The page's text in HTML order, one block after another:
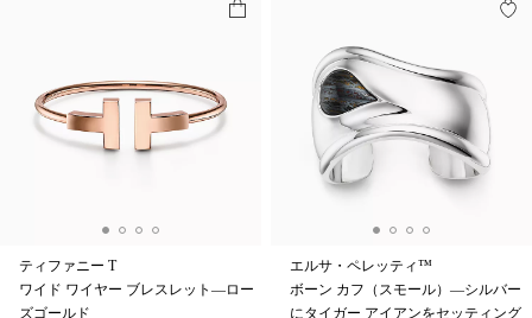
ティファニー T
ワイド ワイヤー ブレスレット—ロー
ズゴールド
エルサ・ペレッティ™
ボーン カフ（スモール）—シルバー
にタイガー アイアンをセッティング